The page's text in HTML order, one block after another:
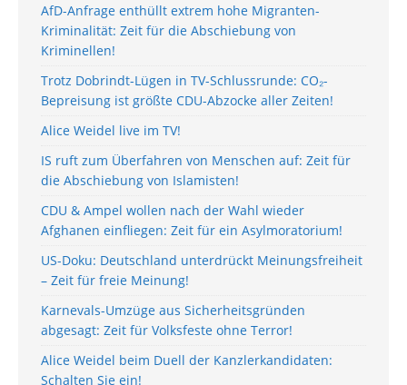
AfD-Anfrage enthüllt extrem hohe Migranten-
Kriminalität: Zeit für die Abschiebung von
Kriminellen!
Trotz Dobrindt-Lügen in TV-Schlussrunde: CO₂-
Bepreisung ist größte CDU-Abzocke aller Zeiten!
Alice Weidel live im TV!
IS ruft zum Überfahren von Menschen auf: Zeit für
die Abschiebung von Islamisten!
CDU & Ampel wollen nach der Wahl wieder
Afghanen einfliegen: Zeit für ein Asylmoratorium!
US-Doku: Deutschland unterdrückt Meinungsfreiheit
– Zeit für freie Meinung!
Karnevals-Umzüge aus Sicherheitsgründen
abgesagt: Zeit für Volksfeste ohne Terror!
Alice Weidel beim Duell der Kanzlerkandidaten:
Schalten Sie ein!